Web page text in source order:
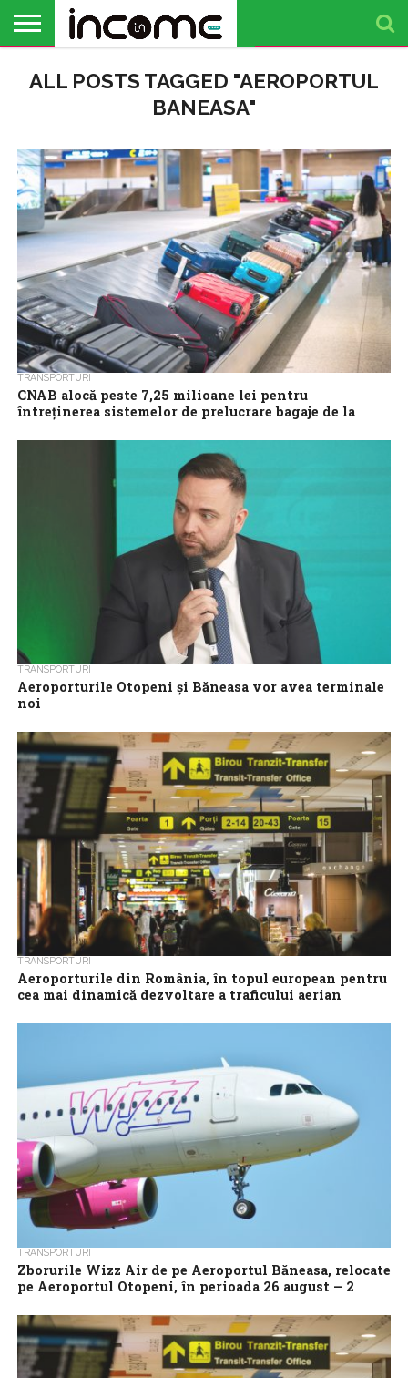
PROFIL DE
ANTREPRENOR
BUSINESS
ANALIZE
OPINII
FINANȚE
PERSONALE
TIMP
LIBER
ALL POSTS TAGGED "AEROPORTUL
BANEASA"
TRANSPORTURI
CNAB alocă peste 7,25 milioane lei pentru
întreținerea sistemelor de prelucrare bagaje de la
Compania Națională Aeroporturi București (CNAB) a lansat o
licitație deschisă pentru întreținerea sistemelor de prelucrare
bagaje și a sistemelor de acces la...
TRANSPORTURI
Aeroporturile Otopeni și Băneasa vor avea terminale
noi
transporturile aeriene, cu investiții majore în infrastructură, în
extinderea și modernizarea capacităților aeroportuare. Cel mai...
TRANSPORTURI
Aeroporturile din România, în topul european pentru
cea mai dinamică dezvoltare a traficului aerian
TRANSPORTURI
Zborurile Wizz Air de pe Aeroportul Băneasa, relocate
pe Aeroportul Otopeni, în perioada 26 august – 2
Toate zborurile Wizz Air programate să opereze de pe
Aeroportul Internațional București Băneasa – Aurel Vlaicu (BBU)
în perioada 26 august –...